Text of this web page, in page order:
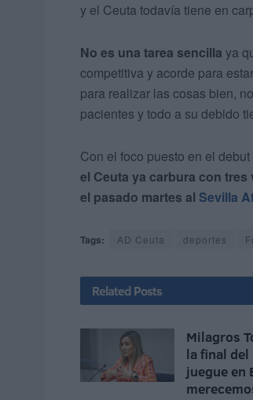
y el Ceuta todavía tiene en
No es una tarea sencilla ya
competitiva y acorde para
para realizar las cosas bien,
pacientes y todo a su debido
Con el foco puesto en el
el Ceuta ya carbura con
el pasado martes al Sevilla
Tags: AD Ceuta deportes
Related Posts
Milagros
la final
juegue en